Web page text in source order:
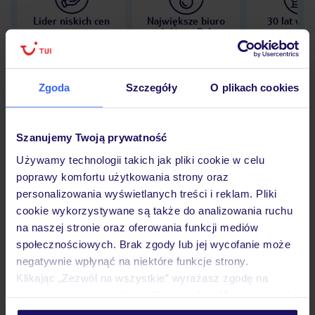
Zgoda Szczegóły O plikach cookies
Szanujemy Twoją prywatność
Używamy technologii takich jak pliki cookie w celu
poprawy komfortu użytkowania strony oraz
personalizowania wyświetlanych treści i reklam. Pliki
cookie wykorzystywane są także do analizowania ruchu
na naszej stronie oraz oferowania funkcji mediów
społecznościowych. Brak zgody lub jej wycofanie może
negatywnie wpłynąć na niektóre funkcje strony.
Klikając „Zezwól na wszystkie” wyrażasz zgodę na
personalizować swój wybór wchodząc w zakładkę
Lider niskich cen
Największe biuro
podróży w Polsce
30 lat w
Opinie
Pokoje
Wyżywienie